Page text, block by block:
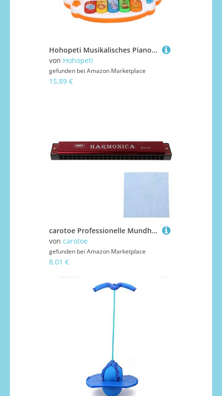
Hohopeti Musikalisches Piano mit Leuchtenden Lichteffekten Elektrisches Lerninstrument für Junge Mädchen Bunte Cartoon Tasten Sicher und Langlebig für Frühe Bildung und Zufällige Farbe
von Hohopeti
gefunden bei Amazon Marketplace
15,89 €
carotoe Professionelle Mundharmonika mit 24 Löchern, Metallorgel für Anfänger, Mundharmonika für Kinder
von carotoe
gefunden bei Amazon Marketplace
8,01 €